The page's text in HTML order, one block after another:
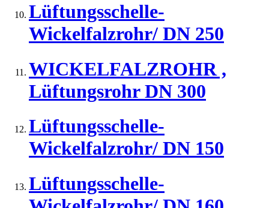
Lüftungsschelle-
Wickelfalzrohr/ DN 250
WICKELFALZROHR ,
Lüftungsrohr DN 300
Lüftungsschelle-
Wickelfalzrohr/ DN 150
Lüftungsschelle-